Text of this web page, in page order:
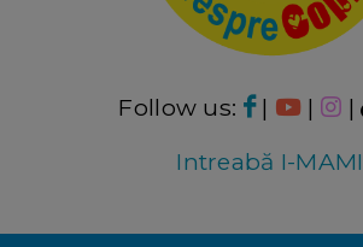
Follow us: | | |
Intreabă I-MAMI